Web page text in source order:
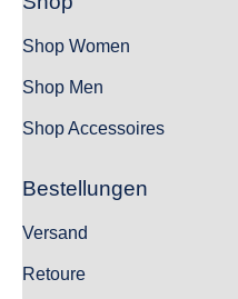
Shop Women
Shop Men
Shop Accessoires
Bestellungen
Versand
Retoure